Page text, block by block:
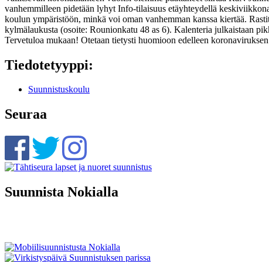
vanhemmilleen pidetään lyhyt Info-tilaisuus etäyhteydellä
koulun ympäristöön, minkä voi oman vanhemman kanssa kiertää.
kylmälaukusta (osoite: Rounionkatu 48 as 6). Kalenteria julkaistaan
Tervetuloa mukaan! Otetaan tietysti huomioon edelleen
Tiedotetyyppi:
Suunnistuskoulu
Seuraa
Suunnista Nokialla